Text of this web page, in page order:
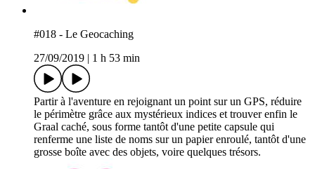
#018 - Le Geocaching
27/09/2019
1 h 53 min
Partir à l'aventure en rejoignant un point sur un GPS, réduire
le périmètre grâce aux mystérieux indices et trouver enfin le
Graal caché, sous forme tantôt d'une petite capsule qui
renferme une liste de noms sur un papier enroulé, tantôt d'une
grosse boîte avec des objets, voire quelques trésors.